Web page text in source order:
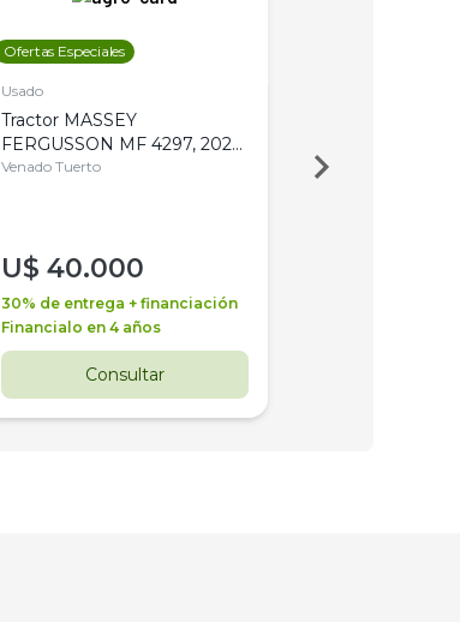
Ofertas Especiales
Usado
Tractor MASSEY
FERGUSSON MF 4297, 2020,
4WD, PATON
Venado Tuerto
U$ 40.000
30% de entrega + financiación
Financialo en 4 años
Consultar
Venado Tuerto